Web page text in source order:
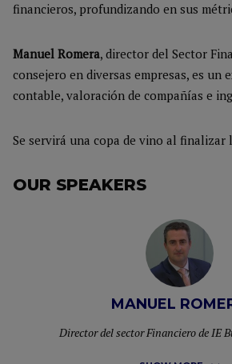
financieros, profundizando en sus
Manuel Romera, director del Sector
consejero en diversas empresas, es un
contable, valoración de compañías e
Se servirá una copa de vino al finalizar
OUR SPEAKERS
MANUEL
Director del sector Financiero de IE